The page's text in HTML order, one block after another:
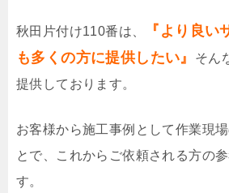
秋田片付け110番は、
『より良い
も多くの方に提供したい』
そん
提供しております。
お客様から施工事例として作業現
とで、これからご依頼される方の
す。